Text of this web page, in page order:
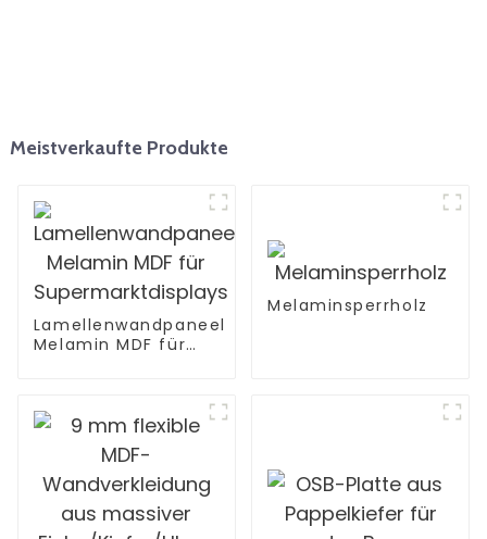
Meistverkaufte Produkte
Lamellenwandpaneel
Melamin MDF für
Melaminsperrholz